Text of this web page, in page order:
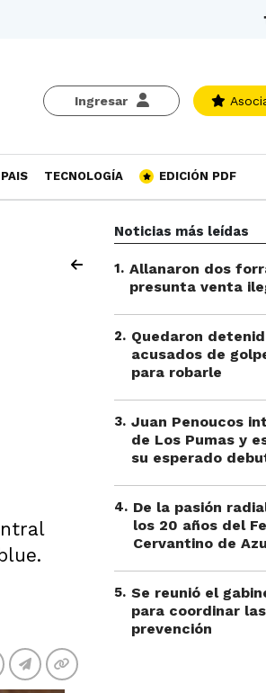
Ingresar
PAIS TECNOLOGÍA EDICIÓN PDF
Noticias más leídas
1. Allanaron dos
presunta venta
2. Quedaron
acusados de
para robarle
3. Juan Penoucos
de Los Pumas y
su esperado
4. De la pasión
los 20 años del
Cervantino de
5. Se reunió el
para coordinar
prevención